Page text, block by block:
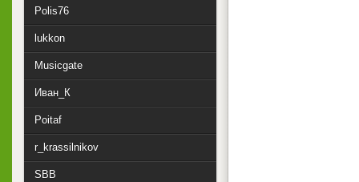
Polis76
lukkon
Musicgate
Иван_К
Poitaf
r_krassilnikov
SBB